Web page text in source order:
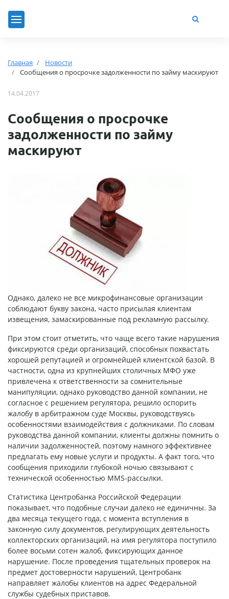
Главная
Новости
Сообщения о просрочке задолженности по займу маскируют
14.04.2017
Сообщения о просрочке
задолженности по займу
маскируют
Однако, далеко не все микрофинансовые организации
соблюдают букву закона, часто присылая клиентам
извещения, замаскированные под рекламную рассылку.
При этом стоит отметить, что чаще всего такие нарушения
фиксируются среди организаций, способных похвастать
хорошей репутацией и огромнейшей клиентской базой. В
частности, одна из крупнейших столичных МФО уже
привлечена к ответственности за сомнительные
манипуляции, однако руководство данной компании, не
согласное с решением регулятора, решило оспорить
жалобу в арбитражном суде Москвы, руководствуясь
особенностями взаимодействия с должниками. По словам
руководства данной компании, клиенты должны помнить о
наличии задолженностей, поэтому намного эффективнее
предлагать ему новые услуги и продукты. А факт того, что
сообщения приходили глубокой ночью связывают с
технической особенностью MMS-рассылки.
Статистика Центробанка Российской Федерации
показывает, что подобные случаи далеко не единичны. За
два месяца текущего года, с момента вступления в
законную силу документов, регулирующих деятельность
коллекторских организаций, на имя регулятора поступило
более восьми сотен жалоб, фиксирующих данное
нарушение. После проведения тщательных проверок на
предмет достоверности нарушений, Центробанк
направляет жалобы клиентов на адрес Федеральной
службы судебных приставов.